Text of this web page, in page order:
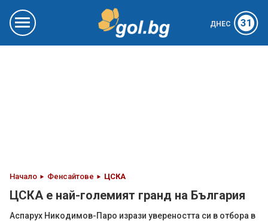
ДНЕС 31
Начало Фенсайтове ЦСКА
ЦСКА е най-големият гранд на България
Аспарух Никодимов-Паро изрази увереността си в отбора в